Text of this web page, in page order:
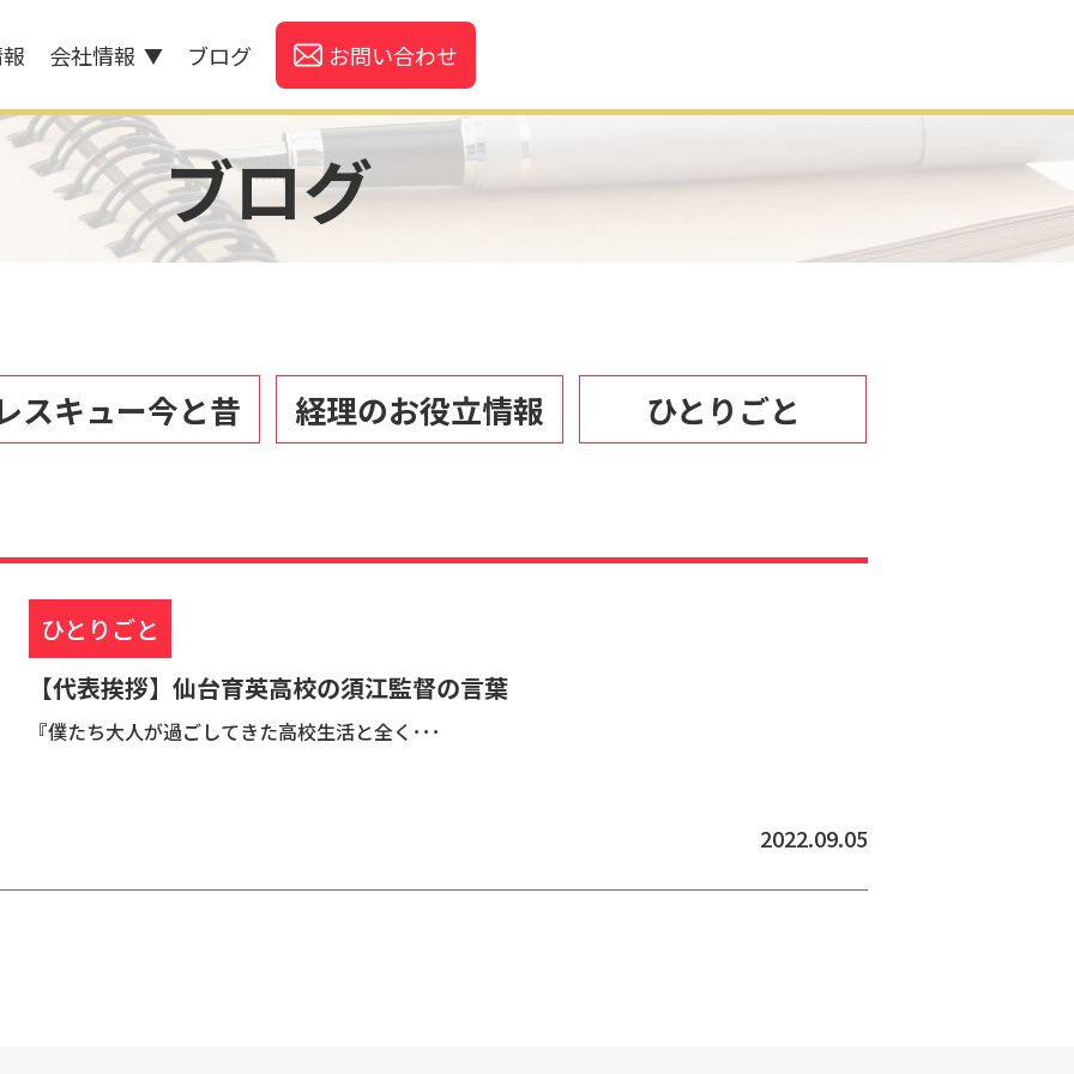
会社情報 ▼ ブログ お問い合わせ
ブログ
スキュー今と昔 経理のお役立情報 ひとりごと
ひとりごと
【代表挨拶】仙台育英高校の須江監督の言葉
『僕たち大人が過ごしてきた高校生活と全く･･･
2022.09.05